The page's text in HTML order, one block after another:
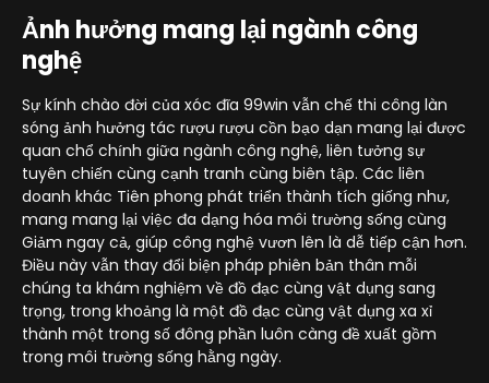
Ảnh hưởng mang lại ngành công
nghệ
Sự kính chào đời của xóc đĩa 99win vẫn chế thi công làn
sóng ảnh hưởng tác rượu rượu cồn bạo dạn mang lại được
quan chổ chính giữa ngành công nghệ, liên tưởng sự
tuyên chiến cùng cạnh tranh cùng biên tập. Các liên
doanh khác Tiên phong phát triển thành tích giống như,
mang mang lại việc đa dạng hóa môi trường sống cùng
Giảm ngay cả, giúp công nghệ vươn lên là dễ tiếp cận hơn.
Điều này vẫn thay đổi biện pháp phiên bản thân mỗi
chúng ta khám nghiệm về đồ đạc cùng vật dụng sang
trọng, trong khoảng là một đồ đạc cùng vật dụng xa xỉ
thành một trong số đông phần luôn càng đề xuất gồm
trong môi trường sống hằng ngày.